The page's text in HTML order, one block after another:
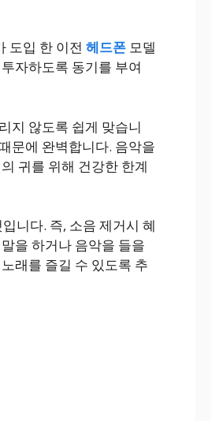
도입 한 이전 헤드폰 모델
자하도록 동기를 부여
지 않도록 쉽게 맞습니
문에 완벽합니다. 음악을
귀를 위해 건강한 한계
니다. 즉, 소음 제거시 혜
을 하거나 음악을 들을
래를 즐길 수 있도록 추